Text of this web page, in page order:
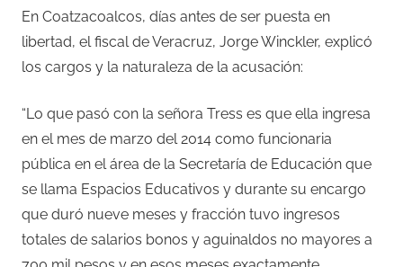
En Coatzacoalcos, días antes de ser puesta en
libertad, el fiscal de Veracruz, Jorge Winckler, explicó
los cargos y la naturaleza de la acusación:
“Lo que pasó con la señora Tress es que ella ingresa
en el mes de marzo del 2014 como funcionaria
pública en el área de la Secretaría de Educación que
se llama Espacios Educativos y durante su encargo
que duró nueve meses y fracción tuvo ingresos
totales de salarios bonos y aguinaldos no mayores a